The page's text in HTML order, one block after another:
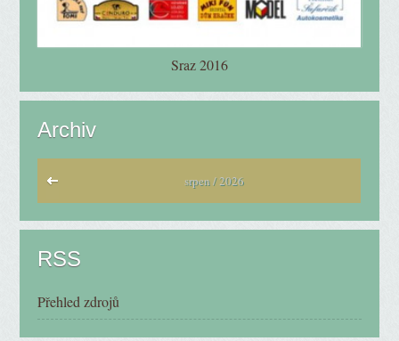
Sraz 2016
Archiv
srpen / 2026
RSS
Přehled zdrojů